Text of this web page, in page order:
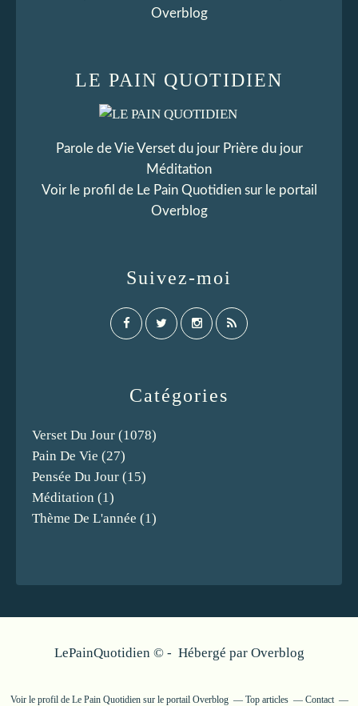
Catégories
Verset Du Jour (1078)
Pain De Vie (27)
Pensée Du Jour (15)
Méditation (1)
Thème De L'année (1)
LE PAIN QUOTIDIEN
Parole de Vie Verset du jour Prière du jour
Méditation
Voir le profil de Le Pain Quotidiensur le portail
Overblog
Suivez-moi
Overblog
LePainQuotidien © - Hébergé par Overblog
Voir le profil de Le Pain Quotidiensur le portail Overblog Top articles Contact